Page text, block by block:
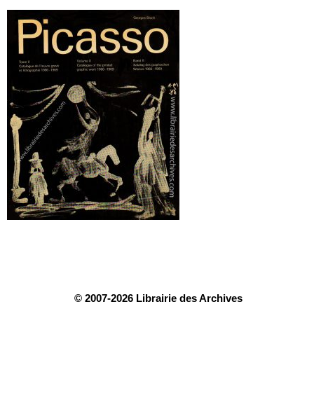
© 2007-2026 Librairie des Archives